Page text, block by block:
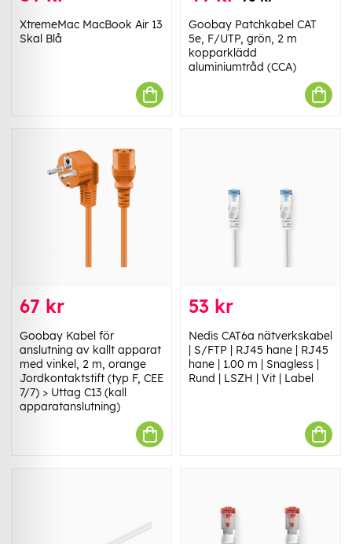
XtremeMac MacBook Air 13
Skal Blå
Goobay Patchkabel CAT
5e, F/UTP, grön, 2 m
kopparklädd
aluminiumtråd (CCA)
67 kr
Goobay Kabel för
anslutning av kallt apparat
med vinkel, 2 m, orange
Jordkontaktstift (typ F, CEE
7/7) > Uttag C13 (kall
apparatanslutning)
53 kr
Nedis CAT6a nätverkskabel
| S/FTP | RJ45 hane | RJ45
hane | 1.00 m | Snagless |
Rund | LSZH | Vit | Label